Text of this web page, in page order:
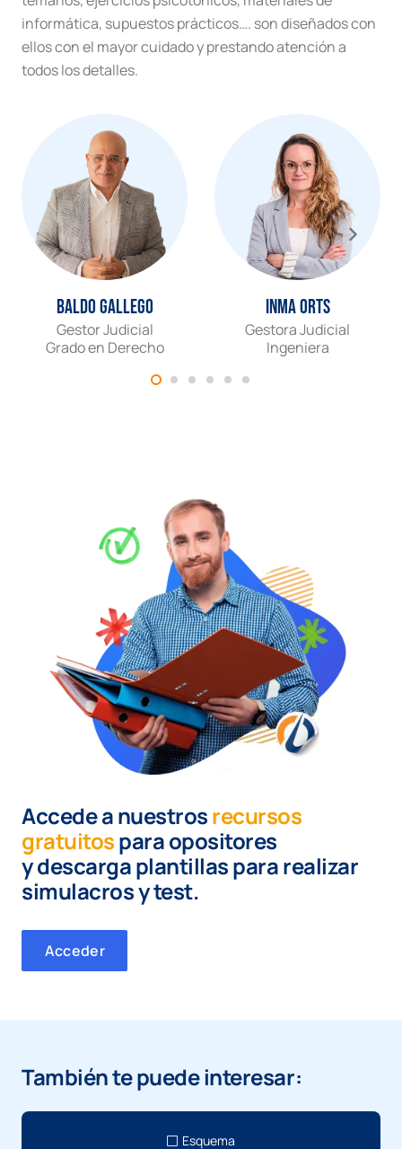
informática, supuestos prácticos…. son diseñados con
ellos con el mayor cuidado y prestando atención a
todos los detalles.
Baldo Gallego
Gestor Judicial
Grado en Derecho
Inma Orts
Gestora Judicial
Ingeniera
Accede a nuestrosrecursos
gratuitospara opositores
ydescarga plantillas para realizar
simulacros y test.
Acceder
También te puede interesar:
Esquema